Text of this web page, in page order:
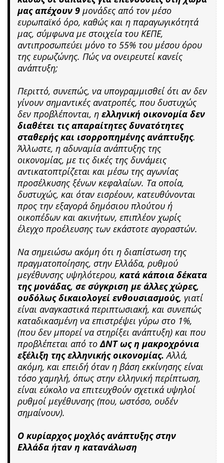
μας απέχουν 9 μονάδες από τον μέσο
ευρωπαϊκό όρο, καθώς και η παραγωγικότητά
μας, σύμφωνα με στοιχεία του ΚΕΠΕ,
αντιπροσωπεύει μόνο το 55% του μέσου όρου
της ευρωζώνης. Πώς να ονειρευτεί κανείς
ανάπτυξη;
Περιττό, συνεπώς, να υπογραμμισθεί ότι αν δεν
γίνουν σημαντικές ανατροπές, που δυστυχώς
δεν προβλέπονται, η ελληνική οικονομία δεν
διαθέτει τις απαραίτητες δυνατότητες
σταθερής και ισορροπημένης ανάπτυξης.
Άλλωστε, η αδυναμία ανάπτυξης της
οικονομίας, με τις δικές της δυνάμεις
αντικατοπτρίζεται και μέσω της αγωνίας
προσέλκυσης ξένων κεφαλαίων. Τα οποία,
δυστυχώς, και όταν εισρέουν, κατευθύνονται
προς την εξαγορά δημόσιου πλούτου ή
οικοπέδων και ακινήτων, επιπλέον χωρίς
έλεγχο προέλευσης των εκάστοτε αγοραστών.
Να σημειώσω ακόμη ότι η διαπίστωση της
πραγματοποίησης, στην Ελλάδα, ρυθμού
μεγέθυνσης υψηλότερου, κατά κάποια δέκατα
της μονάδας, σε σύγκριση με άλλες χώρες,
ουδόλως δικαιολογεί ενθουσιασμούς, γιατί
είναι αναγκαστικά περιπτωσιακή, και συνεπώς
καταδικασμένη να επιστρέψει γύρω στο 1%,
(που δεν μπορεί να στηρίξει ανάπτυξη) και που
προβλέπεται από τοΔΝΤ ως η μακροχρόνια
εξέλιξη της ελληνικής οικονομίας. Αλλά,
ακόμη, και επειδή όταν η βάση εκκίνησης είναι
τόσο χαμηλή, όπως στην ελληνική περίπτωση,
είναι εύκολο να επιτευχθούν σχετικά υψηλοί
ρυθμοί μεγέθυνσης (που, ωστόσο, ουδέν
σημαίνουν).
Ο κυρίαρχος μοχλός ανάπτυξης στην
Ελλάδα ήταν η κατανάλωση